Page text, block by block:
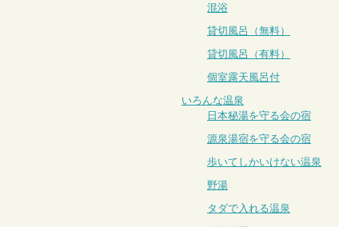
混浴
貸切風呂（無料）
貸切風呂（有料）
個室露天風呂付
いろんな温泉
日本秘湯を守る会の宿
源泉湯宿を守る会の宿
歩いてしかいけない温泉
野湯
タダで入れる温泉